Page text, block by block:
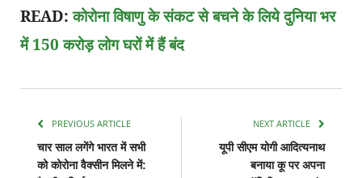
READ:कोरोना विषाणु के संकट से बचने के लिये दुनिया भर
में 150 करोड़ लोग घरों में हैं बंद
PREVIOUS ARTICLE
चार साल लगेंगे भारत में सभी
को कोरोना वैक्सीन मिलने में:
NEXT ARTICLE
यूपी सीएम योगी आदित्यनाथ
बनाया कू पर अपना